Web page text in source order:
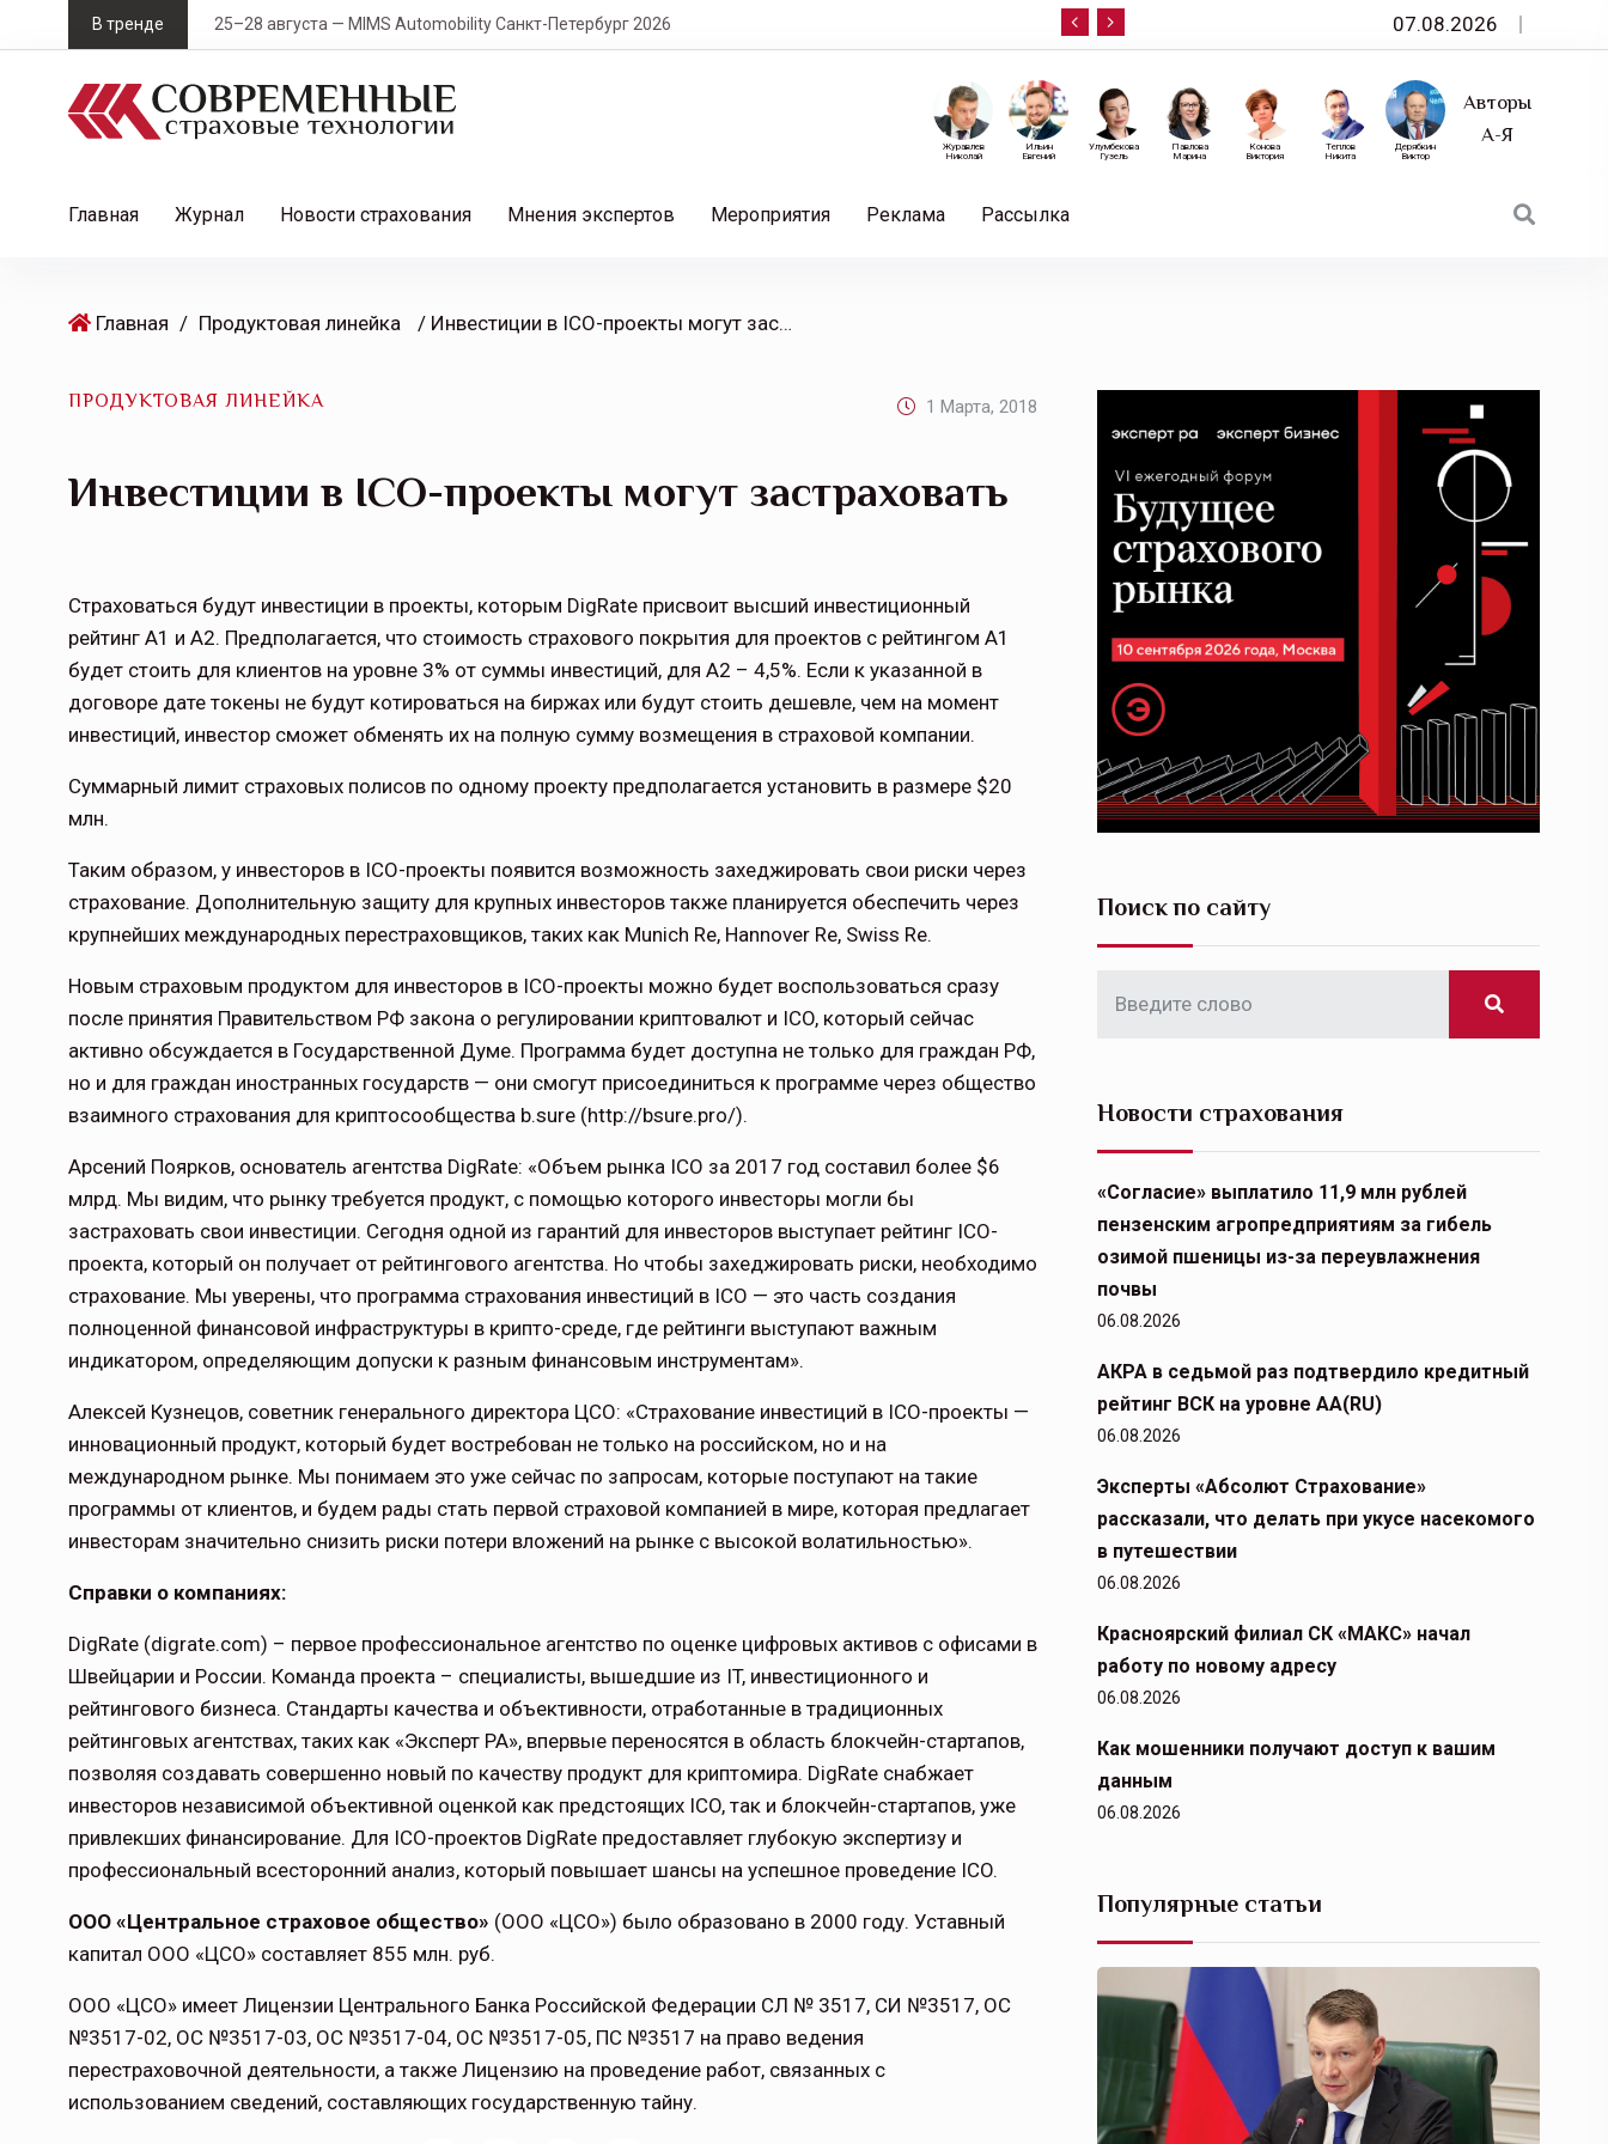
k
В тренде 25–28 августа — MIMS Automobility Санкт-Петербург 2026 10 сентября — «Эксперт РА» приглашает на
07.08.2026
Авторы
А-Я
Дерябкин
Виктор
Теплов
Никита
Конова
Виктория
Павлова
Марина
Улумбекова
Гузель
Ильин
Евгений
Журавлев
Николай
Главная Журнал Новости страхования Мнения экспертов Мероприятия Реклама Рассылка
Главная / Продуктовая линейка / Инвестиции в ICO-проекты могут застраховать
ПРОДУКТОВАЯ ЛИНЕЙКА 1 Марта, 2018
Инвестиции в ICO-проекты могут застраховать
Страховаться будут инвестиции в проекты, которым DigRate присвоит высший инвестиционный
рейтинг A1 и A2. Предполагается, что стоимость страхового покрытия для проектов с рейтингом А1
будет стоить для клиентов на уровне 3% от суммы инвестиций, для А2 – 4,5%. Если к указанной в
договоре дате токены не будут котироваться на биржах или будут стоить дешевле, чем на момент
инвестиций, инвестор сможет обменять их на полную сумму возмещения в страховой компании.
Суммарный лимит страховых полисов по одному проекту предполагается установить в размере $20
млн.
Таким образом, у инвесторов в ICO-проекты появится возможность захеджировать свои риски через
страхование. Дополнительную защиту для крупных инвесторов также планируется обеспечить через
крупнейших международных перестраховщиков, таких как Munich Re, Hannover Re, Swiss Re.
Новым страховым продуктом для инвесторов в ICO-проекты можно будет воспользоваться сразу
после принятия Правительством РФ закона о регулировании криптовалют и ICO, который сейчас
активно обсуждается в Государственной Думе. Программа будет доступна не только для граждан РФ,
но и для граждан иностранных государств — они смогут присоединиться к программе через общество
взаимного страхования для криптосообщества b.sure (http://bsure.pro/).
Арсений Поярков, основатель агентства DigRate: «Объем рынка ICO за 2017 год составил более $6
млрд. Мы видим, что рынку требуется продукт, с помощью которого инвесторы могли бы
застраховать свои инвестиции. Сегодня одной из гарантий для инвесторов выступает рейтинг ICO-
проекта, который он получает от рейтингового агентства. Но чтобы захеджировать риски, необходимо
страхование. Мы уверены, что программа страхования инвестиций в ICO — это часть создания
полноценной финансовой инфраструктуры в крипто-среде, где рейтинги выступают важным
индикатором, определяющим допуски к разным финансовым инструментам».
Алексей Кузнецов, советник генерального директора ЦСО: «Страхование инвестиций в ICO-проекты —
инновационный продукт, который будет востребован не только на российском, но и на
международном рынке. Мы понимаем это уже сейчас по запросам, которые поступают на такие
программы от клиентов, и будем рады стать первой страховой компанией в мире, которая предлагает
инвесторам значительно снизить риски потери вложений на рынке с высокой волатильностью».
Справки о компаниях:
DigRate (digrate.com) – первое профессиональное агентство по оценке цифровых активов с офисами в
Швейцарии и России. Команда проекта – специалисты, вышедшие из IT, инвестиционного и
рейтингового бизнеса. Стандарты качества и объективности, отработанные в традиционных
рейтинговых агентствах, таких как «Эксперт РА», впервые переносятся в область блокчейн-стартапов,
позволяя создавать совершенно новый по качеству продукт для криптомира. DigRate снабжает
инвесторов независимой объективной оценкой как предстоящих ICO, так и блокчейн-стартапов, уже
привлекших финансирование. Для ICO-проектов DigRate предоставляет глубокую экспертизу и
профессиональный всесторонний анализ, который повышает шансы на успешное проведение ICO.
ООО «Центральное страховое общество» (ООО «ЦСО») было образовано в 2000 году. Уставный
капитал ООО «ЦСО» составляет 855 млн. руб.
ООО «ЦСО» имеет Лицензии Центрального Банка Российской Федерации СЛ № 3517, СИ №3517, ОС
№3517-02, ОС №3517-03, ОС №3517-04, ОС №3517-05, ПС №3517 на право ведения
перестраховочной деятельности, а также Лицензию на проведение работ, связанных с
использованием сведений, составляющих государственную тайну.
Поиск по сайту
Новости страхования
«Согласие» выплатило 11,9 млн рублей
пензенским агропредприятиям за гибель
озимой пшеницы из-за переувлажнения
почвы
06.08.2026
АКРА в седьмой раз подтвердило кредитный
рейтинг ВСК на уровне АА(RU)
06.08.2026
Эксперты «Абсолют Страхование»
рассказали, что делать при укусе насекомого
в путешествии
06.08.2026
Красноярский филиал СК «МАКС» начал
работу по новому адресу
06.08.2026
Как мошенники получают доступ к вашим
данным
06.08.2026
Популярные статьи